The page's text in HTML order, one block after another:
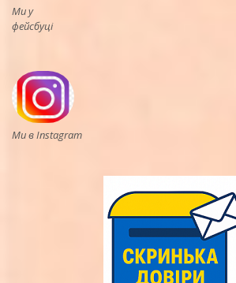
Ми у
фейсбуці
Ми в Instagram